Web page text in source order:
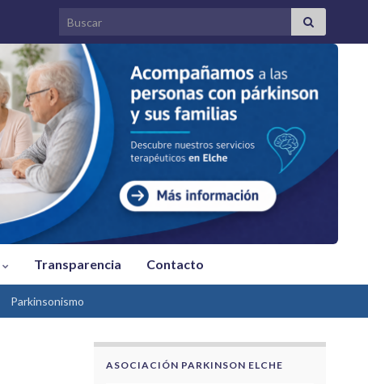
Search for:
Transparencia Contacto
Parkinsonismo
ASOCIACIÓN PARKINSON ELCHE